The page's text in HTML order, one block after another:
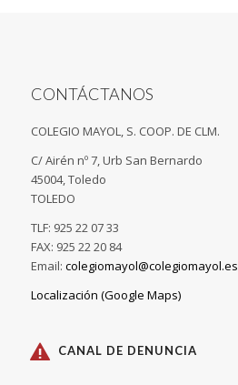
CONTÁCTANOS
COLEGIO MAYOL, S. COOP. DE CLM.
C/ Airén nº 7, Urb San Bernardo
45004, Toledo
TOLEDO
TLF: 925 22 07 33
FAX: 925 22 20 84
Email: colegiomayol@colegiomayol.es
Localización (Google Maps)
CANAL DE DENUNCIA